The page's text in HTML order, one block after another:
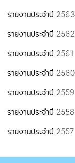
รายงานประจำปี 2563
รายงานประจำปี 2562
รายงานประจำปี 2561
รายงานประจำปี 2560
รายงานประจำปี 2559
รายงานประจำปี 2558
รายงานประจำปี 2557